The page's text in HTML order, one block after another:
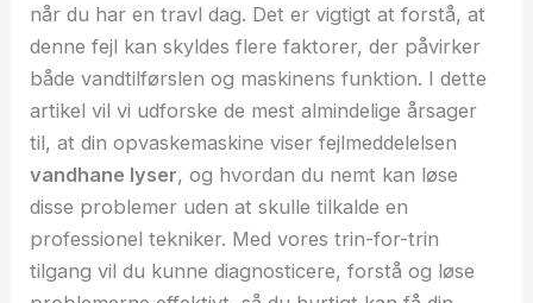
når du har en travl dag. Det er vigtigt at forstå, at
denne fejl kan skyldes flere faktorer, der påvirker
både vandtilførslen og maskinens funktion. I dette
artikel vil vi udforske de mest almindelige årsager
til, at din opvaskemaskine viser fejlmeddelelsen
vandhane lyser, og hvordan du nemt kan løse
disse problemer uden at skulle tilkalde en
professionel tekniker. Med vores trin-for-trin
tilgang vil du kunne diagnosticere, forstå og løse